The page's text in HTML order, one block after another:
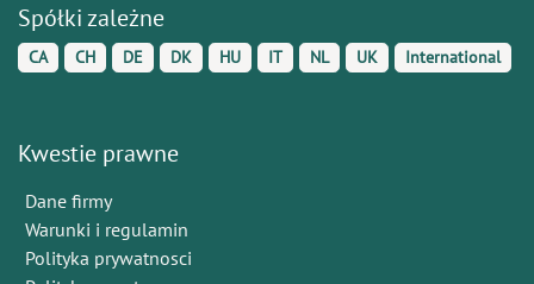
Spółki zależne
CA CH DE DK HU IT NL UK International
Kwestie prawne
Dane firmy
Warunki i regulamin
Polityka prywatnosci